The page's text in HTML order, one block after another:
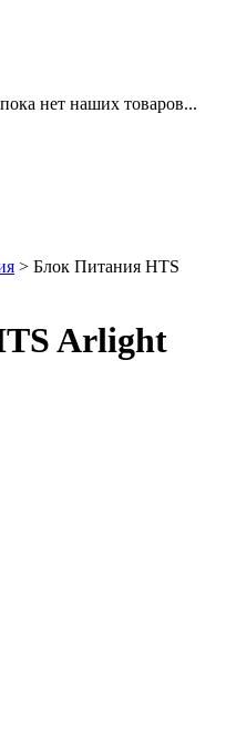
нет наших товаров...
> Блок Питания HTS
Arlight